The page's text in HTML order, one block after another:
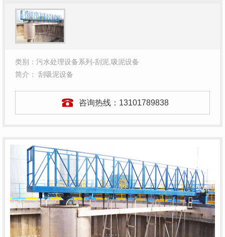
类别：污水处理设备系列-刮泥,吸泥设备
简介： 刮吸泥设备
咨询热线： 13101789838